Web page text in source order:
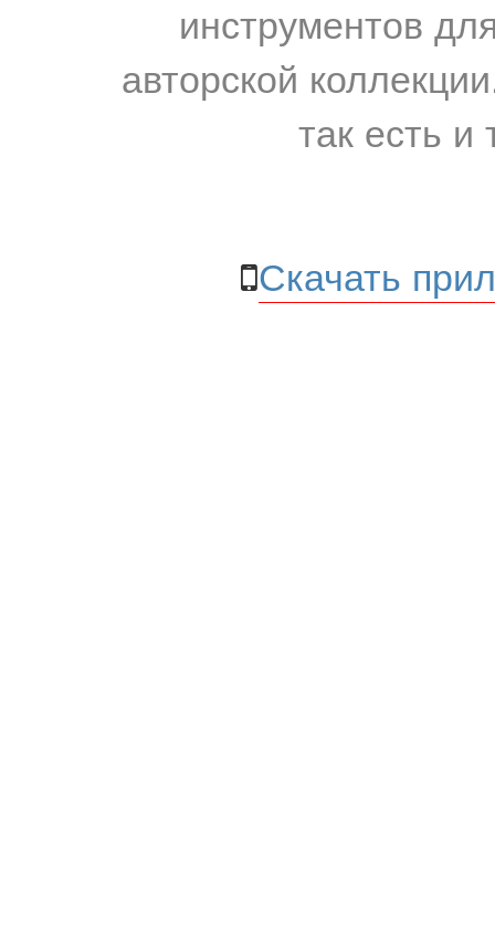
инструментов
авторской
так есть и
Скачать